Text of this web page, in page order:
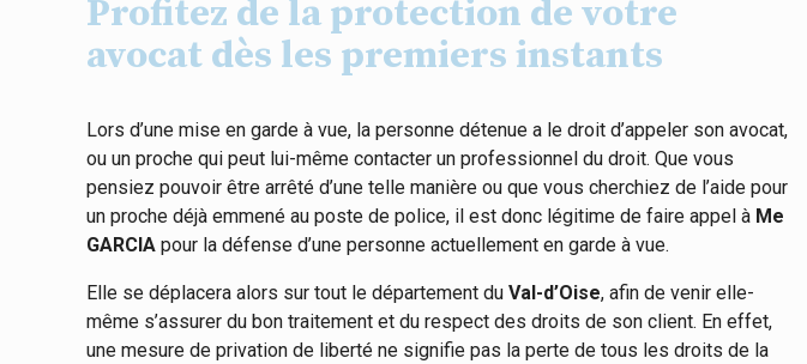
Profitez de la protection de votre
avocat dès les premiers instants
Lors d’une mise en garde à vue, la personne détenue a le droit d’appeler son avocat,
ou un proche qui peut lui-même contacter un professionnel du droit. Que vous
pensiez pouvoir être arrêté d’une telle manière ou que vous cherchiez de l’aide pour
un proche déjà emmené au poste de police, il est donc légitime de faire appel à Me
GARCIA pour la défense d’une personne actuellement en garde à vue.
Elle se déplacera alors sur tout le département du Val-d’Oise, afin de venir elle-
même s’assurer du bon traitement et du respect des droits de son client. En effet,
une mesure de privation de liberté ne signifie pas la perte de tous les droits de la